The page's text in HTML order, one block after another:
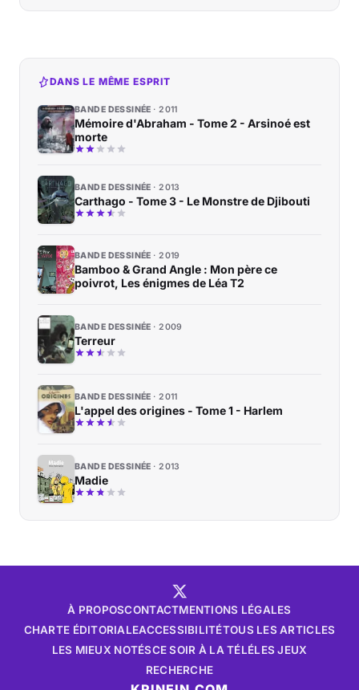
DANS LE MÊME ESPRIT
BANDE DESSINÉE 2011
Mémoire d'Abraham - Tome 2 - Arsinoé est
morte
BANDE DESSINÉE 2013
Carthago - Tome 3 - Le Monstre de Djibouti
BANDE DESSINÉE 2019
Bamboo & Grand Angle : Mon père ce
poivrot, Les énigmes de Léa T2
BANDE DESSINÉE 2009
Terreur
BANDE DESSINÉE 2011
L'appel des origines - Tome 1 - Harlem
BANDE DESSINÉE 2013
Madie
À PROPOSCONTACTMENTIONS LÉGALES
CHARTE ÉDITORIALEACCESSIBILITÉTOUS LES ARTICLES
LES MIEUX NOTÉSCE SOIR À LA TÉLÉLES JEUX
RECHERCHE